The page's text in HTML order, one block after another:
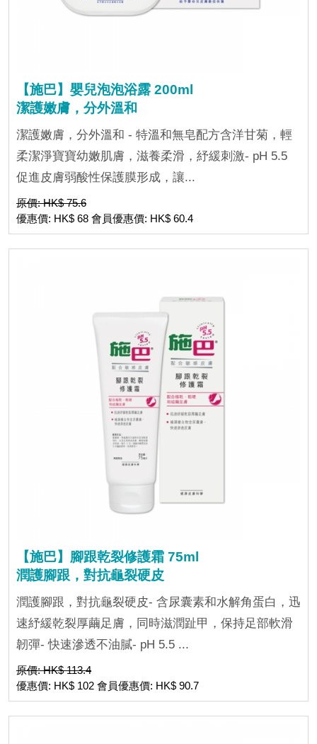
【施巴】嬰兒泡泡浴露 200ml
潔護嫩膚，分外溫和
潔護嫩膚，分外溫和 - 特溫和無皂配方含洋甘菊，輕
柔潔淨寶寶幼嫩肌膚，滋養柔滑，紓緩刺激- pH 5.5
促進皮膚弱酸性保護膜形成，讓...
原價: HK$ 75.6
優惠價: HK$ 68 會員優惠價: HK$ 60.4
【施巴】腳跟乾裂修護霜 75ml
潤護腳跟，對抗龜裂硬皮
潤護腳跟，對抗龜裂硬皮- 含尿囊素和水解角蛋白，迅
速紓緩乾裂厚繭足膚，同時滋潤趾甲，保持足部軟滑
韌彈- 快速滲透不油膩- pH 5.5 ...
原價: HK$ 113.4
優惠價: HK$ 102 會員優惠價: HK$ 90.7